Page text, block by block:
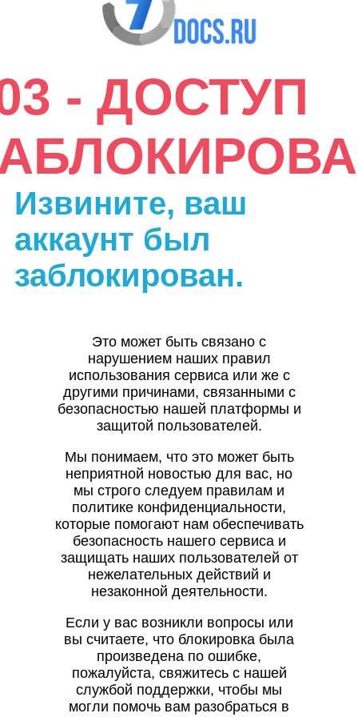
- ДОСТУП
Извините, ваш
аккаунт был
заблокирован.
Это может быть связано с
нарушением наших правил
использования сервиса или же с
другими причинами, связанными с
безопасностью нашей платформы и
защитой пользователей.
Мы понимаем, что это может быть
неприятной новостью для вас, но
мы строго следуем правилам и
политике конфиденциальности,
которые помогают нам обеспечивать
безопасность нашего сервиса и
защищать наших пользователей от
нежелательных действий и
незаконной деятельности.
Если у вас возникли вопросы или
вы считаете, что блокировка была
произведена по ошибке,
пожалуйста, свяжитесь с нашей
службой поддержки, чтобы мы
могли помочь вам разобраться в